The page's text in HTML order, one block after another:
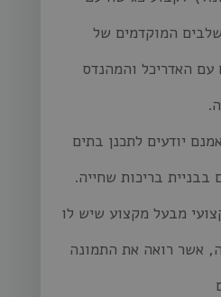
המוקדמים של
עם האדריכל והמהנדס
יודעים לתכנן בתים
בריכות שחייה.
מבעל מקצוע שיש לו
אשר רואה את התמונה